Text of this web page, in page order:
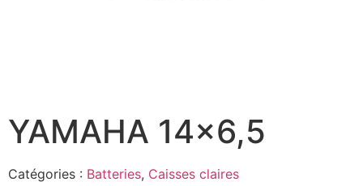
YAMAHA 14×6,5
Catégories : Batteries, Caisses claires